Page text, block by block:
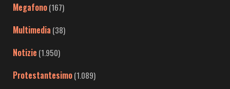
Megafono(167)
Multimedia (38)
Notizie (1.950)
Protestantesimo(1.089)